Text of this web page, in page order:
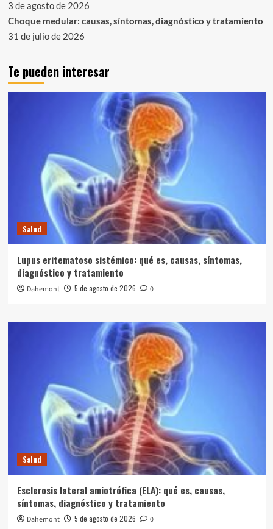
3 de agosto de 2026
Choque medular: causas, síntomas, diagnóstico y tratamiento
31 de julio de 2026
Te pueden interesar
Salud
Lupus eritematoso sistémico: qué es, causas, síntomas,
diagnóstico y tratamiento
Dahemont 5 de agosto de 2026 0
Salud
Esclerosis lateral amiotrófica (ELA): qué es, causas,
síntomas, diagnóstico y tratamiento
Dahemont 5 de agosto de 2026 0